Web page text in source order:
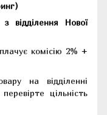
відділення Нової
комісію 2% +
на відділенні
цільність